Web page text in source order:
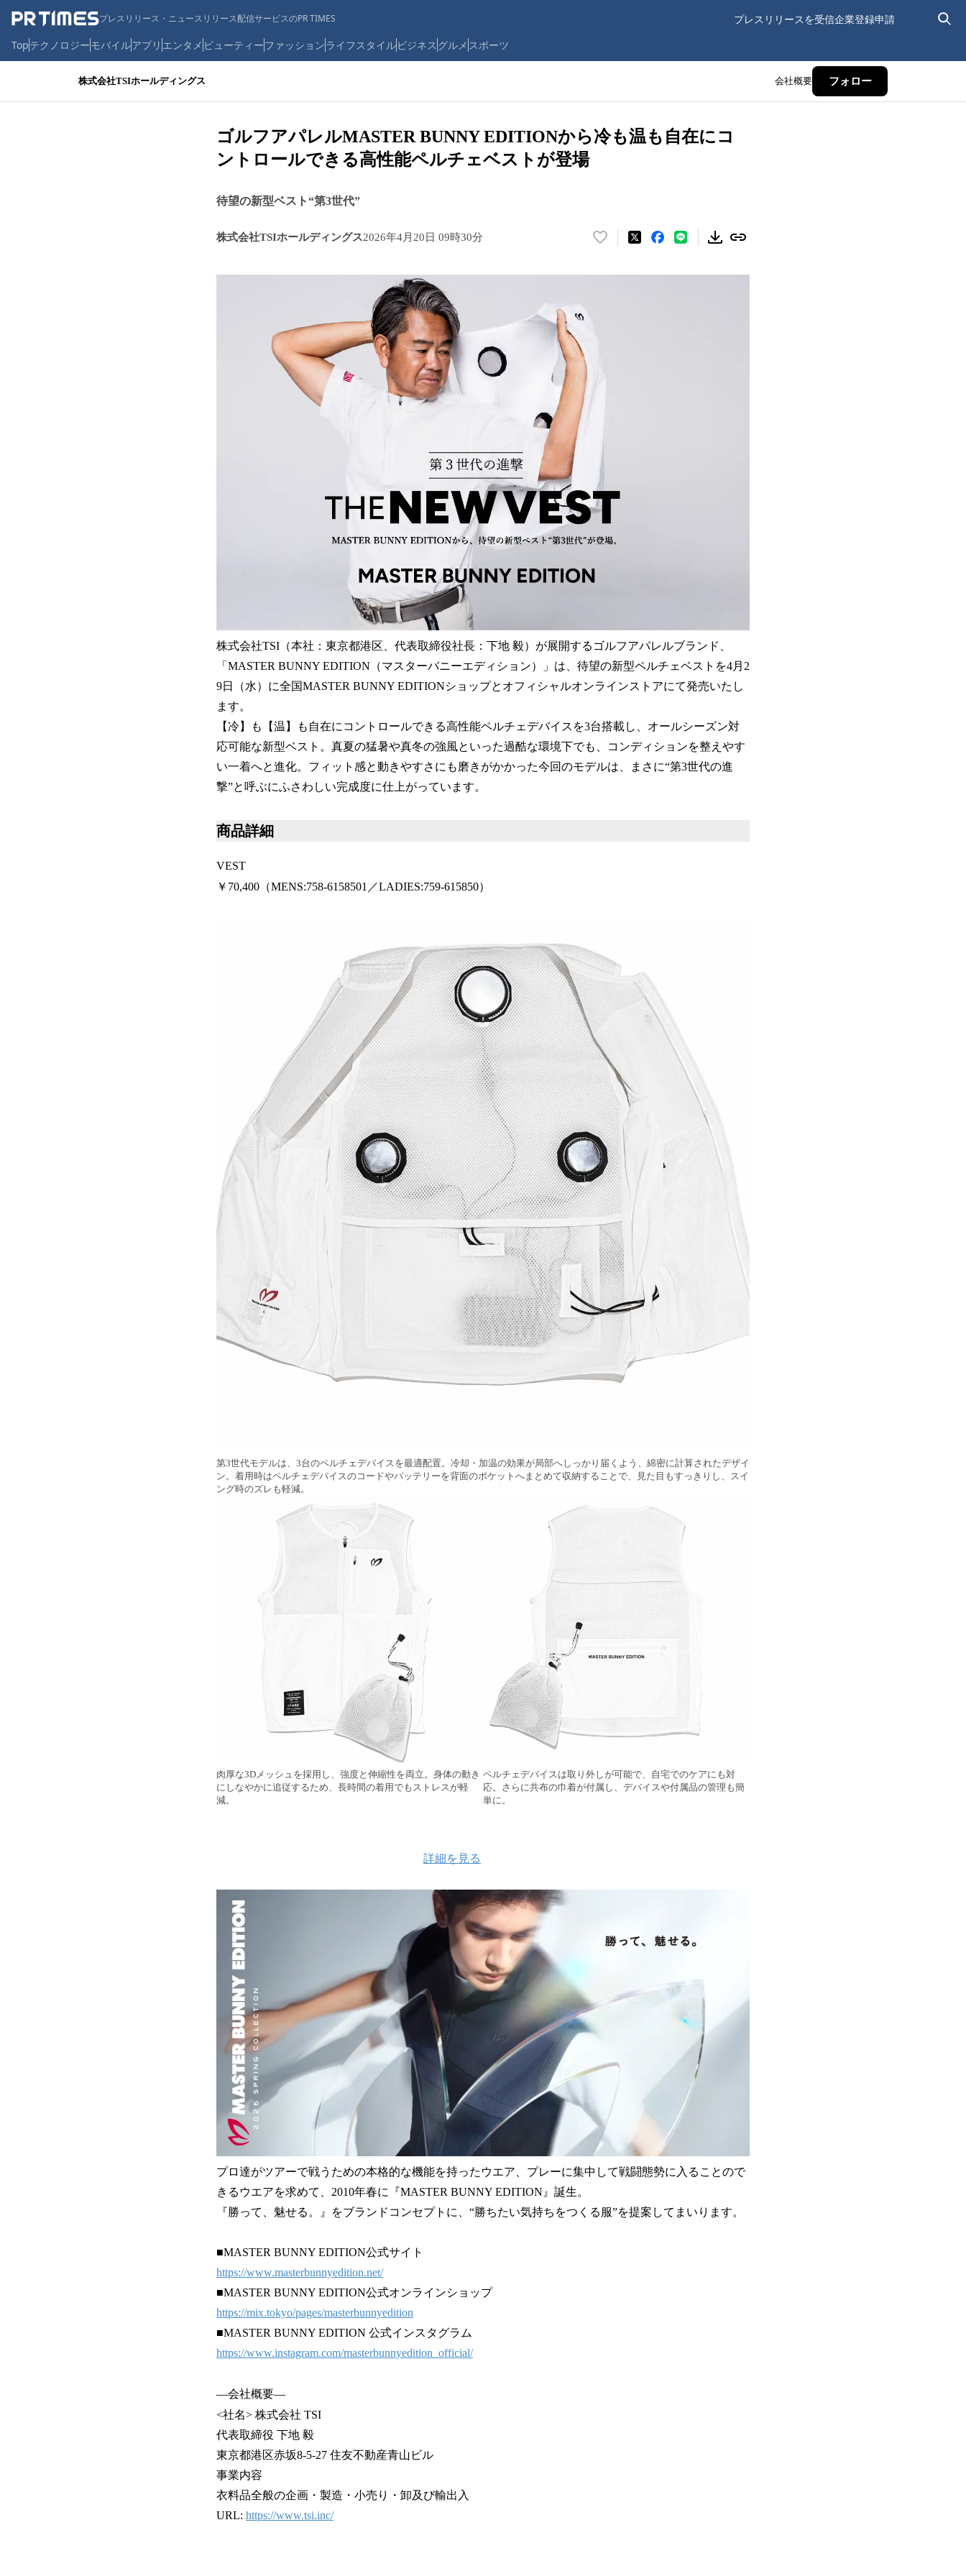
プレスリリース・ニュースリリース配信サービスのPR TIMES プレスリリースを受信企業登録申請
Topテクノロジーモバイルアプリ エンタメ ビューティーファッションライフスタイルビジネス グルメ スポーツ
株式会社TSIホールディングス 会社概要 フォロー
ゴルフアパレルMASTER BUNNY EDITIONから冷も温も自在にコ
ントロールできる高性能ペルチェベストが登場
待望の新型ベスト“第3世代”
株式会社TSIホールディングス2026年4月20日 09時30分
い
ね
株式会社TSI（本社：東京都港区、代表取締役社⻑：下地 毅）が展開するゴルフアパレルブランド、
「MASTER BUNNY EDITION（マスターバニーエディション）」は、待望の新型ペルチェベストを4月2
9日（水）に全国MASTER BUNNY EDITIONショップとオフィシャルオンラインストアにて発売いたし
ます。
【冷】も【温】も自在にコントロールできる高性能ペルチェデバイスを3台搭載し、オールシーズン対
応可能な新型ベスト。真夏の猛暑や真冬の強風といった過酷な環境下でも、コンディションを整えやす
い一着へと進化。フィット感と動きやすさにも磨きがかかった今回のモデルは、まさに“第3世代の進
撃”と呼ぶにふさわしい完成度に仕上がっています。
商品詳細
VEST
￥70,400（MENS:758-6158501／LADIES:759-615850）
第3世代モデルは、3台のペルチェデバイスを最適配置。冷却・加温の効果が局部へしっかり届くよう、綿密に計算されたデザイ
ン。着用時はペルチェデバイスのコードやバッテリーを背面のポケットへまとめて収納することで、見た目もすっきりし、スイ
ング時のズレも軽減。
肉厚な3Dメッシュを採用し、強度と伸縮性を両立。身体の動き
にしなやかに追従するため、長時間の着用でもストレスが軽
減。
ペルチェデバイスは取り外しが可能で、自宅でのケアにも対
応。さらに共布の巾着が付属し、デバイスや付属品の管理も簡
単に。
詳細を見る
プロ達がツアーで戦うための本格的な機能を持ったウエア、プレーに集中して戦闘態勢に入ることので
きるウエアを求めて、2010年春に『MASTER BUNNY EDITION』誕生。
『勝って、魅せる。』をブランドコンセプトに、“勝ちたい気持ちをつくる服”を提案してまいります。
■MASTER BUNNY EDITION公式サイト
https://www.masterbunnyedition.net/
■MASTER BUNNY EDITION公式オンラインショップ
https://mix.tokyo/pages/masterbunnyedition
■MASTER BUNNY EDITION 公式インスタグラム
https://www.instagram.com/masterbunnyedition_official/
―会社概要―
<社名> 株式会社 TSI
代表取締役 下地 毅
東京都港区赤坂8-5-27 住友不動産青山ビル
事業内容
衣料品全般の企画・製造・小売り・卸及び輸出入
URL: https://www.tsi.inc/